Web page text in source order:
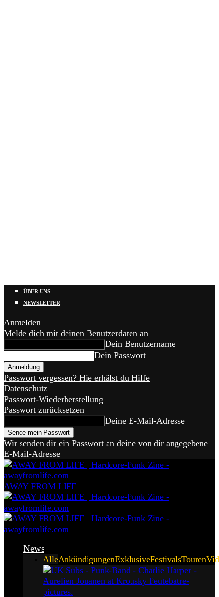
ÜBER UNS
NEWSLETTER
Anmelden
Melde dich mit deinen Benutzerdaten an
Dein Benutzername
Dein Passwort
Passwort vergessen? Hie erhälst du Hilfe
Datenschutz
Passwort-Wiederherstellung
Passwort zurücksetzen
Deine E-Mail-Adresse
Wir senden dir ein Passwort an deine von dir angegebene
E-Mail-Adresse
AWAY FROM LIFE
News
AlleAnkündigungenExklusiveFestivalsTouren